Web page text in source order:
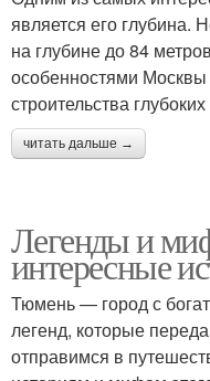
является его глубина.
на глубине до 84
особенностями
строительства
читать дальше →
Легенды и
интересные
Тюмень — город с
легенд, которые
отправимся в